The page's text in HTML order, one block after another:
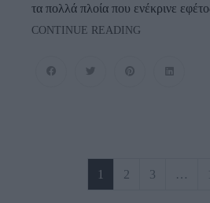
τα πολλά πλοία που ενέκρινε
CONTINUE READING
Πλοήγηση
1 2 3 …